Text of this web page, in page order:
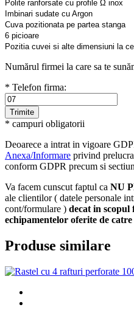
Polite ranforsate cu profile Ω inox
Imbinari sudate cu Argon
Cuva pozitionata pe partea stanga
6 picioare
Pozitia cuvei si alte dimensiuni la
Numărul firmei la care sa te
* Telefon firma:
* campuri obligatorii
Deoarece a intrat in vigoare
Anexa/Informare privind
conform GDPR precum si
Va facem cunscut faptul ca NU
ale clientilor ( datele personale
cont/formulare ) decat in
echipamentelor oferite de
Produse similare